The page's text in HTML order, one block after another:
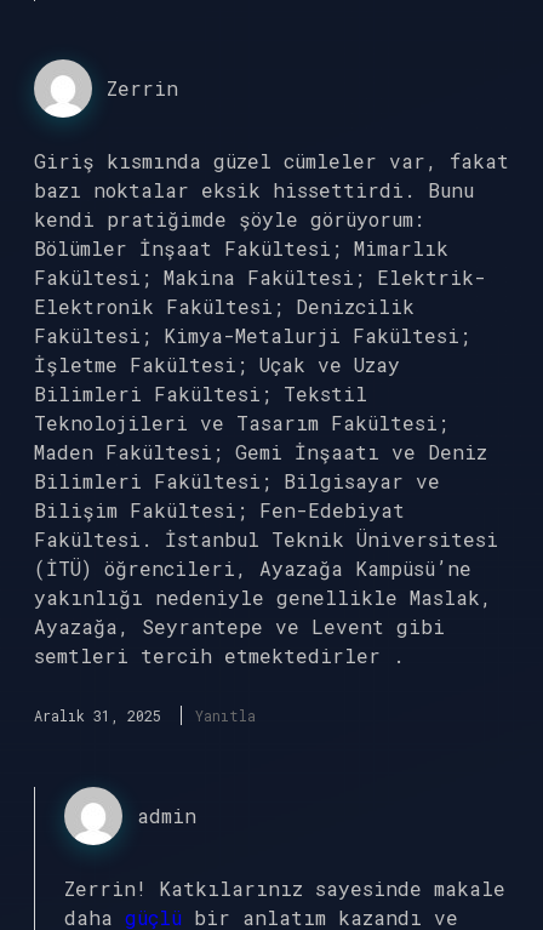
Zerrin
Giriş kısmında güzel cümleler var, fakat
bazı noktalar eksik hissettirdi. Bunu
kendi pratiğimde şöyle görüyorum:
Bölümler İnşaat Fakültesi; Mimarlık
Fakültesi; Makina Fakültesi; Elektrik-
Elektronik Fakültesi; Denizcilik
Fakültesi; Kimya-Metalurji Fakültesi;
İşletme Fakültesi; Uçak ve Uzay
Bilimleri Fakültesi; Tekstil
Teknolojileri ve Tasarım Fakültesi;
Maden Fakültesi; Gemi İnşaatı ve Deniz
Bilimleri Fakültesi; Bilgisayar ve
Bilişim Fakültesi; Fen-Edebiyat
Fakültesi. İstanbul Teknik Üniversitesi
(İTÜ) öğrencileri, Ayazağa Kampüsü’ne
yakınlığı nedeniyle genellikle Maslak,
Ayazağa, Seyrantepe ve Levent gibi
semtleri tercih etmektedirler .
Aralık 31, 2025 Yanıtla
admin
Zerrin! Katkılarınız sayesinde makale
daha güçlü bir anlatım kazandı ve